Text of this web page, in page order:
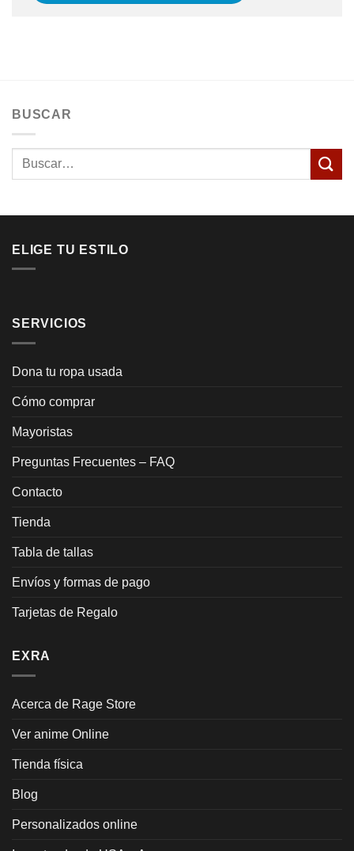
BUSCAR
Buscar
ELIGE TU ESTILO
SERVICIOS
Dona tu ropa usada
Cómo comprar
Mayoristas
Preguntas Frecuentes – FAQ
Contacto
Tienda
Tabla de tallas
Envíos y formas de pago
Tarjetas de Regalo
EXRA
Acerca de Rage Store
Ver anime Online
Tienda física
Blog
Personalizados online